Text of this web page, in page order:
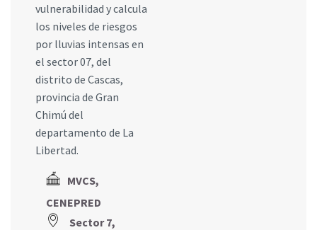
vulnerabilidad y calcula
los niveles de riesgos
por lluvias intensas en
el sector 07, del
distrito de Cascas,
provincia de Gran
Chimú del
departamento de La
Libertad.
MVCS,
CENEPRED
Sector 7,